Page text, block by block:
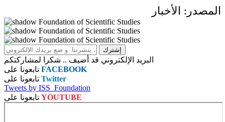
المصدر: الأخبار
البريد الإلكتروني قد أضيف .. شكرا لمشاركتكم
FACEBOOK
Twitter
Tweets by ISS_Foundation
YOUTUBE